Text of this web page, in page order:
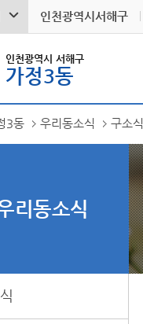
인천광역시서해구
인천광역시 서해구
가정3동
리동소식
3동 우리동소식 구소식